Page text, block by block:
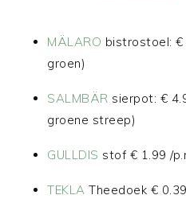
MÄLARO bistrostoel:
groen)
SALMBÄR sierpot: €
groene streep)
GULLDIS stof € 1.99 /
TEKLA Theedoek €